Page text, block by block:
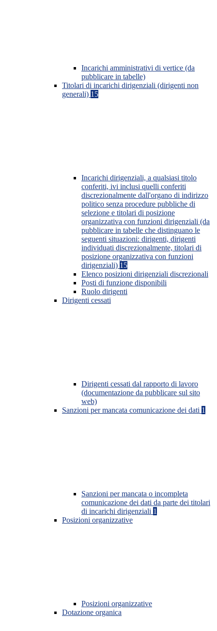
Incarichi amministrativi di vertice (da
pubblicare in tabelle)
Titolari di incarichi dirigenziali (dirigenti non
generali) 15
Incarichi dirigenziali, a qualsiasi titolo
conferiti, ivi inclusi quelli conferiti
discrezionalmente dall'organo di indirizzo
politico senza procedure pubbliche di
selezione e titolari di posizione
organizzativa con funzioni dirigenziali (da
pubblicare in tabelle che distinguano le
seguenti situazioni: dirigenti, dirigenti
individuati discrezionalmente, titolari di
posizione organizzativa con funzioni
dirigenziali) 15
Elenco posizioni dirigenziali discrezionali
Posti di funzione disponibili
Ruolo dirigenti
Dirigenti cessati
Dirigenti cessati dal rapporto di lavoro
(documentazione da pubblicare sul sito
web)
Sanzioni per mancata comunicazione dei dati 1
Sanzioni per mancata o incompleta
comunicazione dei dati da parte dei titolari
di incarichi dirigenziali 1
Posizioni organizzative
Posizioni organizzative
Dotazione organica